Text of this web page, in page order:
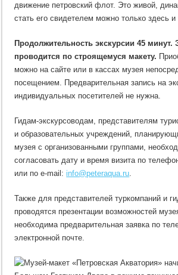
движение петровский флот. Это живой,
стать его свидетелем можно только здесь и
Продолжительность экскурсии 45 минут.
проводится по строящемуся макету.
можно на сайте или в кассах музея
посещением. Предварительная запись на
индивидуальных посетителей не нужна.
Гидам-экскурсоводам, представителям
и образовательных учреждений,
музея с организованными группами,
согласовать дату и время визита по
или по e-mail:info@peteraqua.ru.
Также для представителей туркомпаний и
проводятся презентации возможностей
необходима предварительная заявка по
электронной почте.